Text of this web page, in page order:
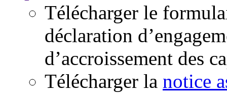
Télécharger le
déclaration
d’accroissement des
Télécharger la notice